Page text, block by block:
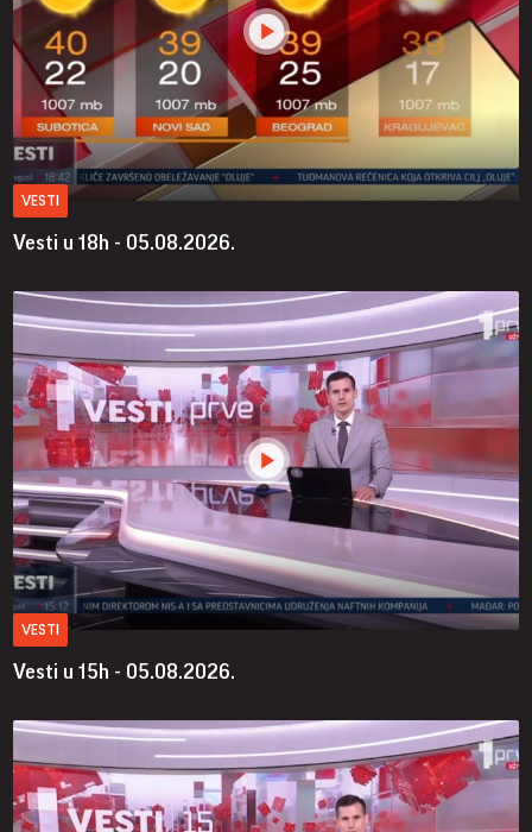
VESTI
Vesti u 18h - 05.08.2026.
VESTI
Vesti u 15h - 05.08.2026.